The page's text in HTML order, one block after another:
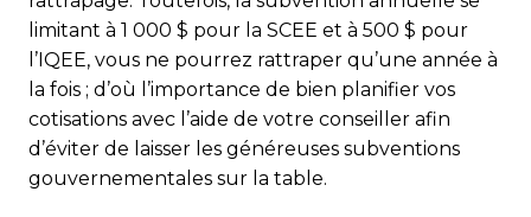
limitant à 1 000 $ pour la SCEE et à 500 $ pour
l’IQEE, vous ne pourrez rattraper qu’une année à
la fois ; d’où l’importance de bien planifier vos
cotisations avec l’aide de votre conseiller afin
d’éviter de laisser les généreuses subventions
gouvernementales sur la table.